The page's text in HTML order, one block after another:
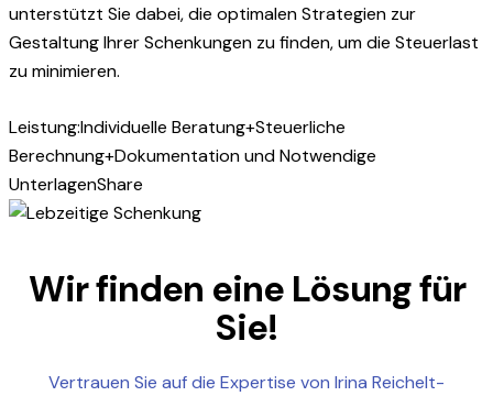
unterstützt Sie dabei, die optimalen Strategien zur
Gestaltung Ihrer Schenkungen zu finden, um die Steuerlast
zu minimieren.
Leistung:Individuelle Beratung+Steuerliche
Berechnung+Dokumentation und Notwendige
UnterlagenShare
Wir finden eine Lösungfür
Sie!
Vertrauen Sie auf die Expertise von Irina Reichelt-